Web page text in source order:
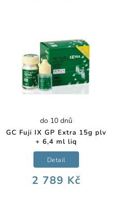
GC Fuji IX GP Extra 15g plv
+ 6,4 ml liq
do 10 dnů
2 789 Kč
Detail